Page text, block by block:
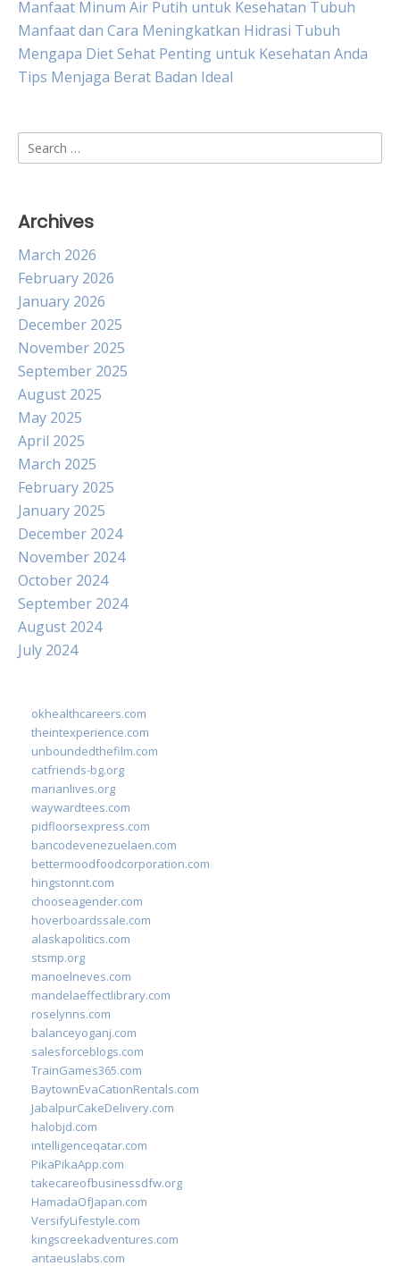
Manfaat Minum Air Putih untuk Kesehatan Tubuh
Manfaat dan Cara Meningkatkan Hidrasi Tubuh
Mengapa Diet Sehat Penting untuk Kesehatan Anda
Tips Menjaga Berat Badan Ideal
Search
for:
Archives
March 2026
February 2026
January 2026
December 2025
November 2025
September 2025
August 2025
May 2025
April 2025
March 2025
February 2025
January 2025
December 2024
November 2024
October 2024
September 2024
August 2024
July 2024
okhealthcareers.com
theintexperience.com
unboundedthefilm.com
catfriends-bg.org
marianlives.org
waywardtees.com
pidfloorsexpress.com
bancodevenezuelaen.com
bettermoodfoodcorporation.com
hingstonnt.com
chooseagender.com
hoverboardssale.com
alaskapolitics.com
stsmp.org
manoelneves.com
mandelaeffectlibrary.com
roselynns.com
balanceyoganj.com
salesforceblogs.com
TrainGames365.com
BaytownEvaCationRentals.com
JabalpurCakeDelivery.com
halobjd.com
intelligenceqatar.com
PikaPikaApp.com
takecareofbusinessdfw.org
HamadaOfJapan.com
VersifyLifestyle.com
kingscreekadventures.com
antaeuslabs.com